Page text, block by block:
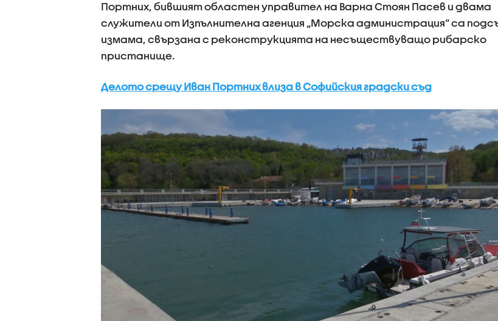
Портних, бившият областен управител на Варна Стоян Пасев и двама
служители от Изпълнителна агенция „Морска администрация“ са
измама, свързана с реконструкцията на несъществуващо рибарско
пристанище.
Делото срещу Иван Портних влиза в Софийския градски съд